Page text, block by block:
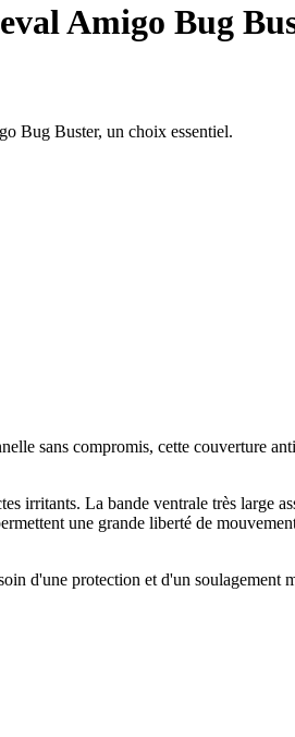
Amigo Bug
Bug Buster, un choix essentiel.
sans compromis, cette couverture
irritants. La bande ventrale très large
une grande liberté de
d'une protection et d'un soulagement